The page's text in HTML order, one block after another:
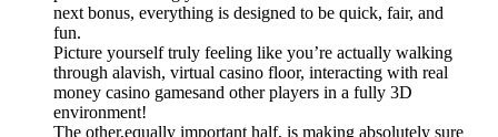
next bonus, everything is designed to be quick, fair, and
fun.
Picture yourself truly feeling like you’re actually walking
through alavish, virtual casino floor, interacting with real
money casino gamesand other players in a fully 3D
environment!
The other,equally important half, is making absolutely sure